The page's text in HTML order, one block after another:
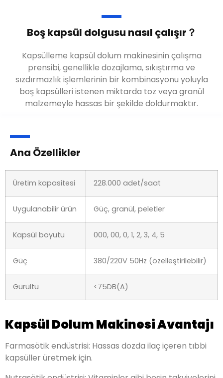
Boş kapsül dolgusu nasıl çalışır？
Kapsülleme kapsül dolum makinesinin çalışma
prensibi, genellikle dozajlama, sıkıştırma ve
sızdırmazlık işlemlerinin bir kombinasyonu yoluyla
boş kapsülleri istenen miktarda toz veya granül
malzemeyle hassas bir şekilde doldurmaktır.
Ana Özellikler
Üretim kapasitesi 228.000 adet/saat
Uygulanabilir ürün Güç, granül, peletler
Kapsül boyutu 000, 00, 0, 1, 2, 3, 4, 5
Güç 380/220V 50Hz (özelleştirilebilir)
Gürültü <75DB(A)
Kapsül Dolum Makinesi Avantajı
Farmasötik endüstrisi: Hassas dozda ilaç içeren tıbbi
kapsüller üretmek için.